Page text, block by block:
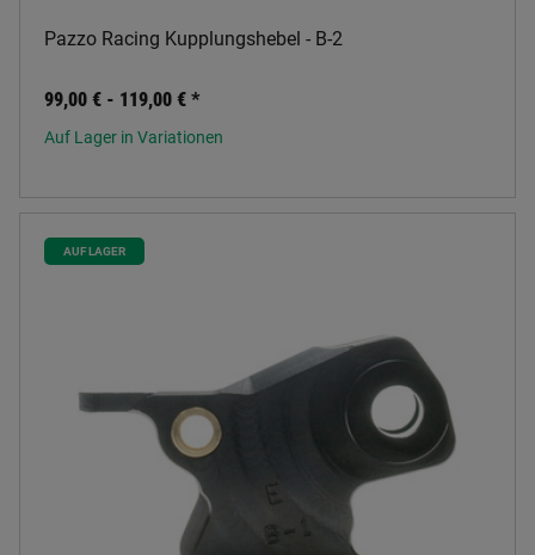
Pazzo Racing Kupplungshebel - B-2
99,00 € - 119,00 € *
Auf Lager in Variationen
AUF LAGER